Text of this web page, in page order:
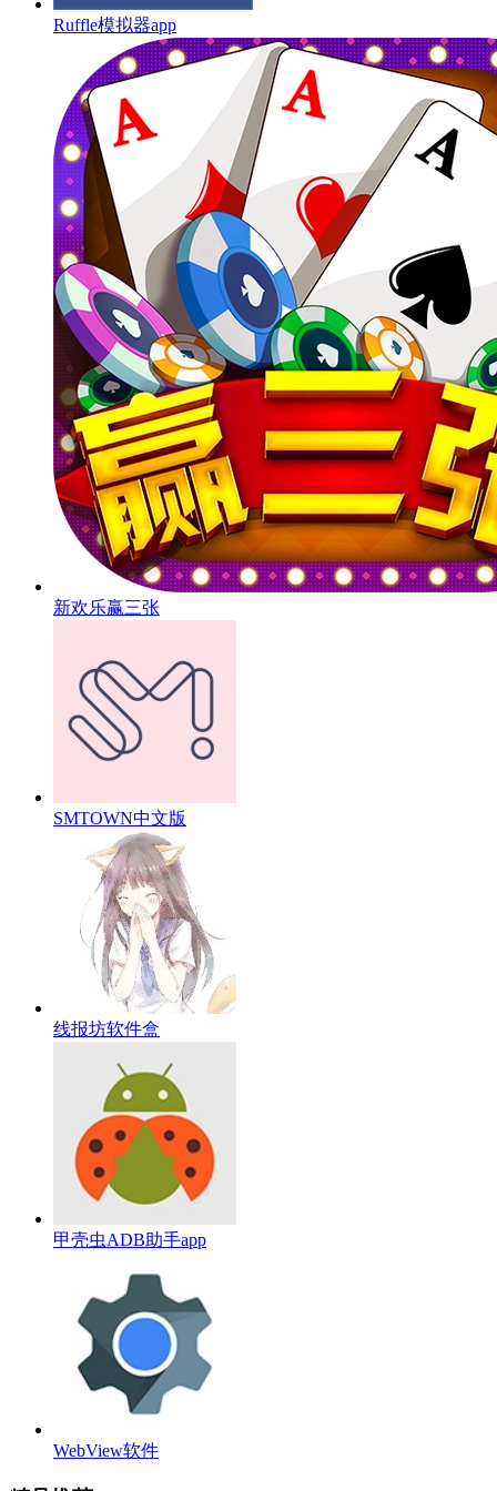
Ruffle模拟器app
新欢乐赢三张
SMTOWN中文版
线报坊软件盒
甲壳虫ADB助手app
WebView软件